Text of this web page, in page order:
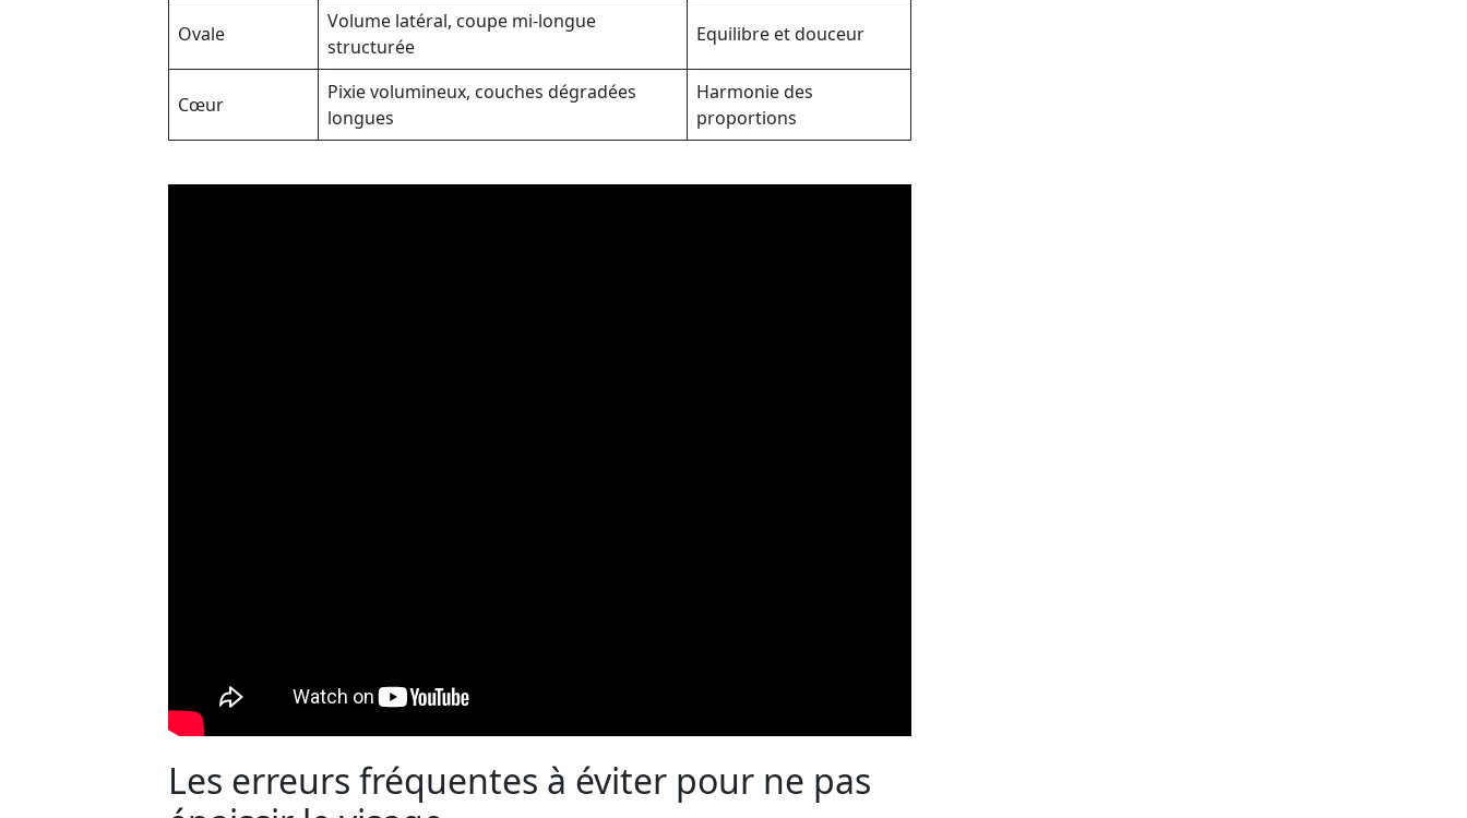
Ovale
Volume latéral, coupe mi-longue
structurée
Equilibre et douceur
Cœur
Pixie volumineux, couches dégradées
longues
Harmonie des
proportions
Les erreurs fréquentes à éviter pour ne pas